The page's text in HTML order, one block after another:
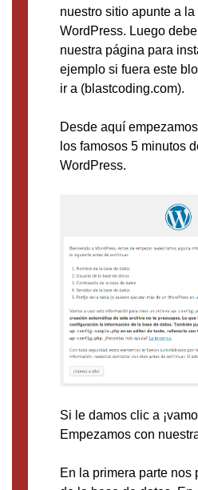
nuestro sitio apunte a
WordPress. Luego
nuestra página para
ejemplo si fuera este
ir a (blastcoding.com).
Desde aquí
los famosos 5 minutos
WordPress.
Si le damos clic a
Empezamos con
En la primera parte nos